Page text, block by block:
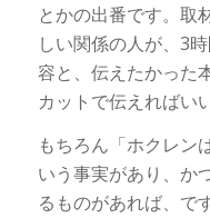
とかの出番です。取
しい関係の人が、3
容と、伝えたかった
カットで伝えればい
もちろん「ホクレン
いう事実があり、か
るものがあれば、で